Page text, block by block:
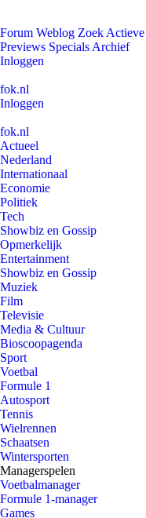
Forum Weblog Zoek
Previews Specials Archief
Inloggen
fok.nl
Inloggen
fok.nl
Actueel
Nederland
Internationaal
Economie
Politiek
Tech
Showbiz en Gossip
Opmerkelijk
Entertainment
Showbiz en Gossip
Muziek
Film
Televisie
Media & Cultuur
Bioscoopagenda
Sport
Voetbal
Formule 1
Autosport
Tennis
Wielrennen
Schaatsen
Wintersporten
Managerspelen
Voetbalmanager
Formule 1-manager
Games